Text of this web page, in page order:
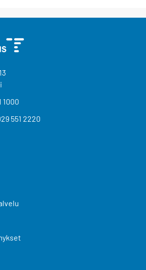
13
1000
551 2220